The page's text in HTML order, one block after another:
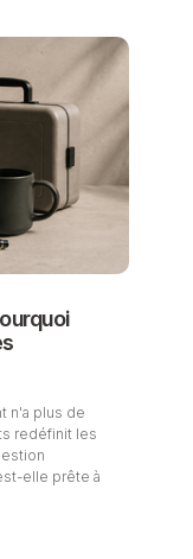
n'a plus de
redéfinit les
elle prête à